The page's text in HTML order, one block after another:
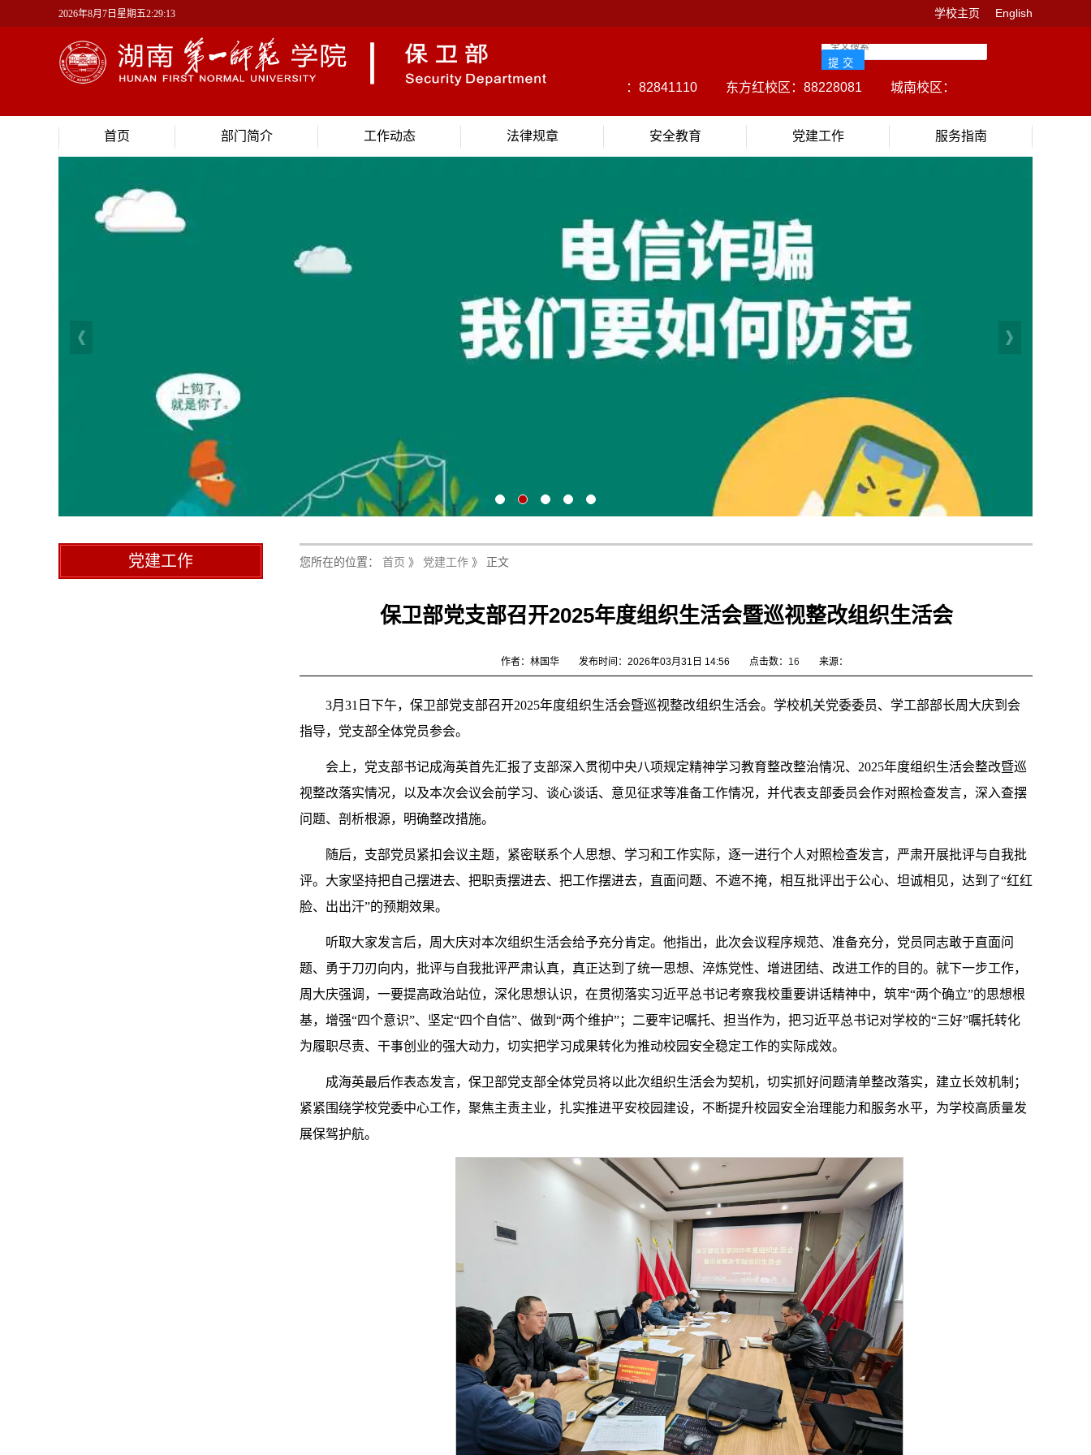
2026年8月7日星期五2:29:14 学校主页 English
校园110报警：82841110 东方红校区：88228081 城南校区：85125015
首页
部门简介 工作动态 法律规章 安全教育 党建工作 服务指南
党建工作 您所在的位置： 首页 》 党建工作 》 正文
保卫部党支部召开2025年度组织生活会暨巡视整改组织生活会
作者：林国华 发布时间：2026年03月31日 14:56 点击数： 16 来源：
3月31日下午，保卫部党支部召开2025年度组织生活会暨巡视整改组织生活会。学校机关党委委员、学工部部长周大庆到会
指导，党支部全体党员参会。
会上，党支部书记成海英首先汇报了支部深入贯彻中央八项规定精神学习教育整改整治情况、2025年度组织生活会整改暨巡
视整改落实情况，以及本次会议会前学习、谈心谈话、意见征求等准备工作情况，并代表支部委员会作对照检查发言，深入查摆
问题、剖析根源，明确整改措施。
随后，支部党员紧扣会议主题，紧密联系个人思想、学习和工作实际，逐一进行个人对照检查发言，严肃开展批评与自我批
评。大家坚持把自己摆进去、把职责摆进去、把工作摆进去，直面问题、不遮不掩，相互批评出于公心、坦诚相见，达到了“红红
脸、出出汗”的预期效果。
听取大家发言后，周大庆对本次组织生活会给予充分肯定。他指出，此次会议程序规范、准备充分，党员同志敢于直面问
题、勇于刀刃向内，批评与自我批评严肃认真，真正达到了统一思想、淬炼党性、增进团结、改进工作的目的。就下一步工作，
周大庆强调，一要提高政治站位，深化思想认识，在贯彻落实习近平总书记考察我校重要讲话精神中，筑牢“两个确立”的思想根
基，增强“四个意识”、坚定“四个自信”、做到“两个维护”；二要牢记嘱托、担当作为，把习近平总书记对学校的“三好”嘱托转化
为履职尽责、干事创业的强大动力，切实把学习成果转化为推动校园安全稳定工作的实际成效。
成海英最后作表态发言，保卫部党支部全体党员将以此次组织生活会为契机，切实抓好问题清单整改落实，建立长效机制；
紧紧围绕学校党委中心工作，聚焦主责主业，扎实推进平安校园建设，不断提升校园安全治理能力和服务水平，为学校高质量发
展保驾护航。